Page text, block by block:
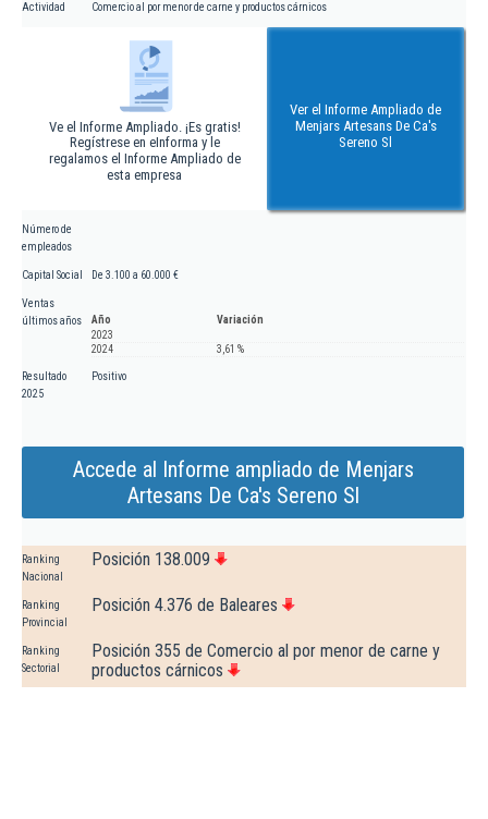
Actividad Comercio al por menor de carne y productos cárnicos
Ve el Informe Ampliado. ¡Es gratis!
Regístrese en eInforma y le
regalamos el Informe Ampliado de
esta empresa
Ver el Informe Ampliado de
Menjars Artesans De Ca's
Sereno Sl
Número de
empleados
Capital Social De 3.100 a 60.000 €
Ventas
últimos años
Año
Variación
2023
2024
3,61 %
Resultado
2025
Positivo
Accede al Informe ampliado de Menjars
Artesans De Ca's Sereno Sl
Ranking
Nacional
Posición 138.009
Ranking
Provincial
Posición 4.376 de Baleares
Ranking
Sectorial
Posición 355 de Comercio al por menor de carne y
productos cárnicos